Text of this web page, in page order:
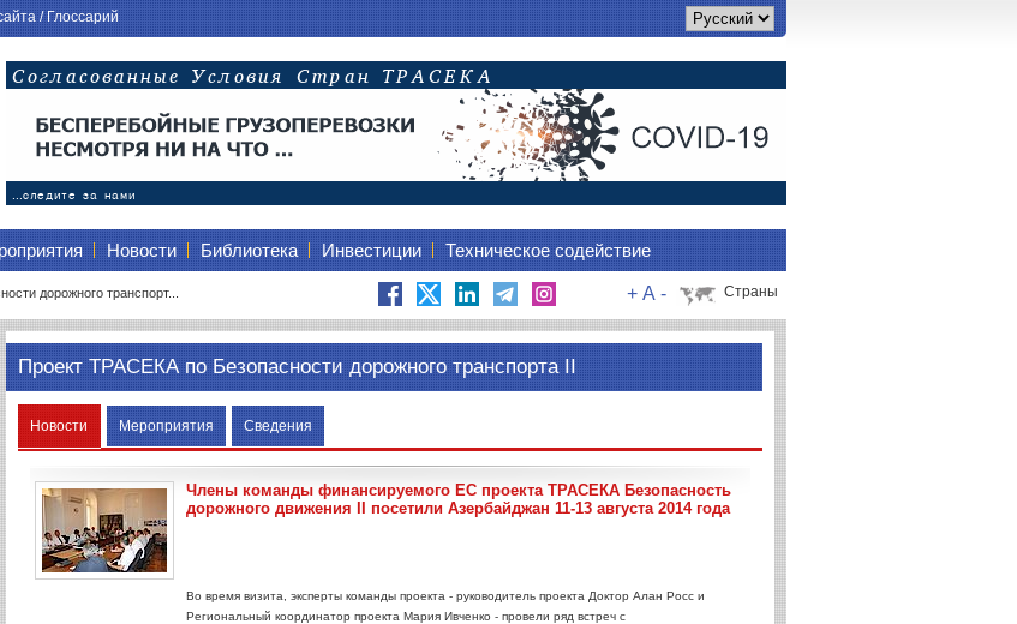
/Глоссарий
Новости Библиотека Инвестиции Техническое содействие
дорожного транспорт... Страны
+ A -
Проект ТРАСЕКА по Безопасности дорожного транспорта II
Новости Мероприятия Сведения
Члены команды финансируемого ЕС проекта ТРАСЕКА Безопасность
дорожного движения II посетили Азербайджан 11-13 августа 2014 года
Во время визита, эксперты команды проекта - руководитель проекта Доктор Алан Росс и
Региональный координатор проекта Мария Ивченко - провели ряд встреч с